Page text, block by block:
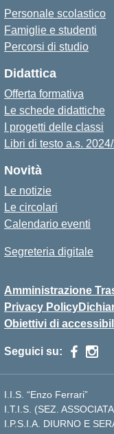
Personale scolastico
Famiglie e studenti
Percorsi di studio
Didattica
Offerta formativa
Le schede didattiche
I progetti delle classi
Libri di testo a.s.
Novità
Le notizie
Le circolari
Calendario eventi
Segreteria digitale
Amministrazione
Privacy Policy
Obiettivi di
Seguici su:
I.I.S. “Enzo Ferrari”
I.T.I.S. (SEZ.
I.P.S.I.A. DIURNO E